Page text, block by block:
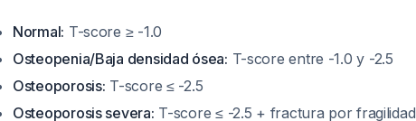
Normal: T-score ≥ -1.0
Osteopenia/Baja densidad ósea: T-score entre -1.0 y -2.5
Osteoporosis: T-score ≤ -2.5
Osteoporosis severa: T-score ≤ -2.5 + fractura por fragilidad